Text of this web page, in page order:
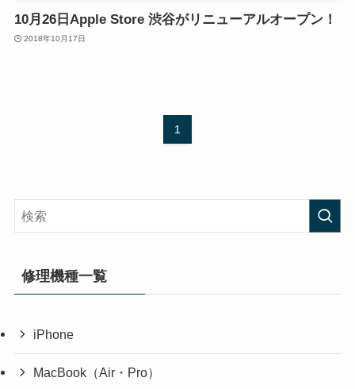
10月26日Apple Store 渋谷がリニューアルオープン！
2018年10月17日
1
修理機種一覧
iPhone
MacBook（Air・Pro）